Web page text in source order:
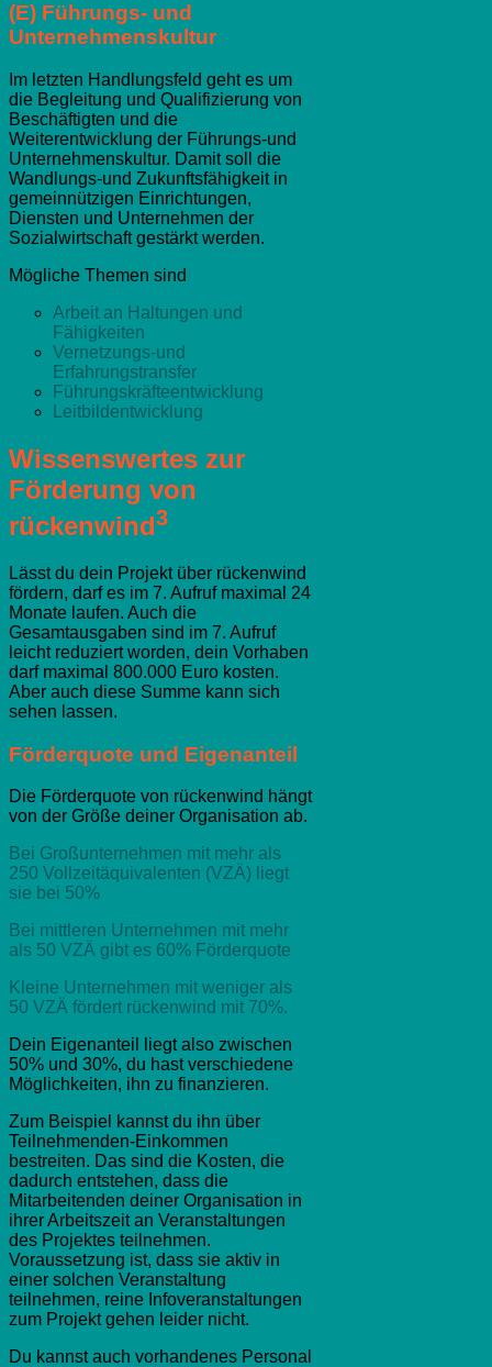
(E) Führungs- und
Unternehmenskultur
Im letzten Handlungsfeld geht es um
die Begleitung und Qualifizierung von
Beschäftigten und die
Weiterentwicklung der Führungs-und
Unternehmenskultur. Damit soll die
Wandlungs-und Zukunftsfähigkeit in
gemeinnützigen Einrichtungen,
Diensten und Unternehmen der
Sozialwirtschaft gestärkt werden.
Mögliche Themen sind
Arbeit an Haltungen und
Fähigkeiten
Vernetzungs-und
Erfahrungstransfer
Führungskräfteentwicklung
Leitbildentwicklung
Wissenswertes zur
Förderung von
rückenwind3
Lässt du dein Projekt über rückenwind
fördern, darf es im 7. Aufruf maximal 24
Monate laufen. Auch die
Gesamtausgaben sind im 7. Aufruf
leicht reduziert worden, dein Vorhaben
darf maximal 800.000 Euro kosten.
Aber auch diese Summe kann sich
sehen lassen.
Förderquote und Eigenanteil
Die Förderquote von rückenwind hängt
von der Größe deiner Organisation ab.
Bei Großunternehmen mit mehr als
250 Vollzeitäquivalenten (VZÄ) liegt
sie bei 50%
Bei mittleren Unternehmen mit mehr
als 50 VZÄ gibt es 60% Förderquote
Kleine Unternehmen mit weniger als
50 VZÄ fördert rückenwind mit 70%.
Dein Eigenanteil liegt also zwischen
50% und 30%, du hast verschiedene
Möglichkeiten, ihn zu finanzieren.
Zum Beispiel kannst du ihn über
Teilnehmenden-Einkommen
bestreiten. Das sind die Kosten, die
dadurch entstehen, dass die
Mitarbeitenden deiner Organisation in
ihrer Arbeitszeit an Veranstaltungen
des Projektes teilnehmen.
Voraussetzung ist, dass sie aktiv in
einer solchen Veranstaltung
teilnehmen, reine Infoveranstaltungen
zum Projekt gehen leider nicht.
Du kannst auch vorhandenes Personal